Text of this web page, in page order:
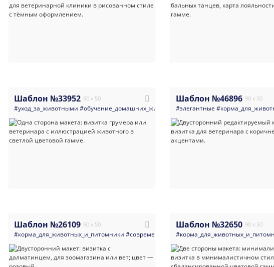
Шаблон №33952 90 x 50
#уход_за_животными #обучение_домашних_животных
Шаблон №46896 90 x 50
#элегантные
Шаблон №26109 90 x 50
#корма_для_животных_и_питомники #современные #визитка #товары_для_животных
Шаблон №32650 90 x 50